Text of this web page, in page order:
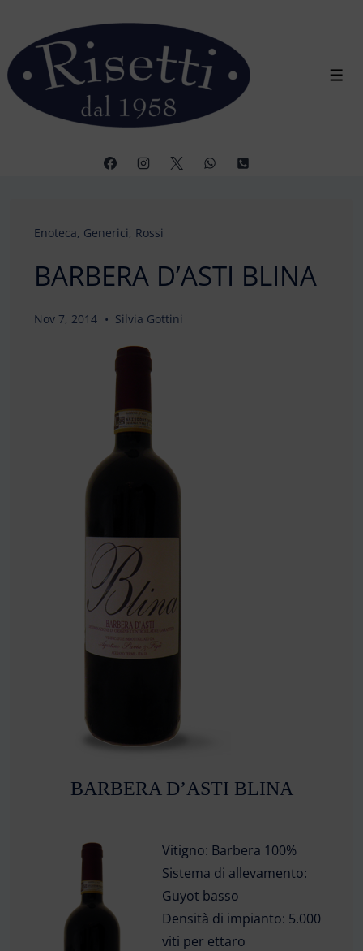
contenuto
principale
Enoteca, Generici, Rossi
BARBERA D’ASTI BLINA
Nov 7, 2014 Silvia Gottini
BARBERA D’ASTI BLINA
Vitigno: Barbera 100%
Sistema di allevamento:
Guyot basso
Densità di impianto: 5.000
viti per ettaro